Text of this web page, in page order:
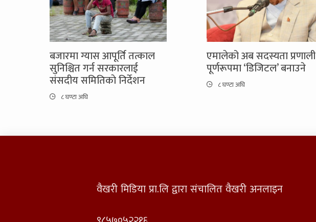
बजारमा ग्यास आपूर्ति तत्काल
सुनिश्चित गर्न सरकारलाई
संसदीय समितिकाे निर्देशन
८ घण्टा अघि
एमालेको अब सदस्यता प्रणाली
पूर्णरूपमा ‘डिजिटल’ बनाउने
८ घण्टा अघि
वैखरी मिडिया प्रा.लि द्वारा संचालित वैखरी अनलाइन